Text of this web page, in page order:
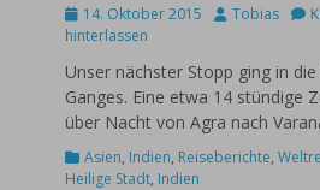
Posted
on
14. Oktober 2015 AutorTobias
hinterlassen
Unser nächster Stopp ging in
Ganges. Eine etwa 14 stündige
über Nacht von Agra nach
Kategorien
Asien, Indien, Reiseberichte,
Heilige Stadt, Indien